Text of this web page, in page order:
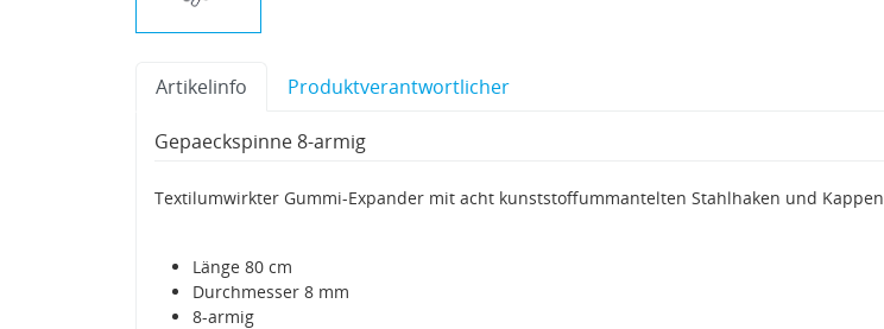
Artikelinfo Produktverantwortlicher
Gepaeckspinne 8-armig
Textilumwirkter Gummi-Expander mit acht kunststoffummantelten Stahlhaken und Kappen.
Länge 80 cm
Durchmesser 8 mm
8-armig